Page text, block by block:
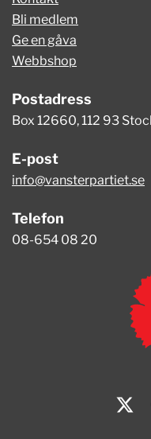
Bli medlem
Ge en gåva
Webbshop
Postadress
Box 12660, 112 93
E-post
info@vansterpartiet.se
Telefon
08-654 08 20